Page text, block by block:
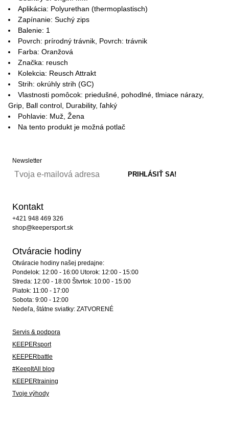
Aplikácia: Polyurethan (thermoplastisch)
Zapínanie: Suchý zips
Balenie: 1
Povrch: prírodný trávnik, Povrch: trávnik
Farba: Oranžová
Značka: reusch
Kolekcia: Reusch Attrakt
Strih: okrúhly strih (GC)
Vlastnosti pomôcok: priedušné, pohodlné, tlmiace nárazy,
Grip, Ball control, Durability, ľahký
Pohlavie: Muž, Žena
Na tento produkt je možná potlač
Newsletter
Kontakt
+421 948 469 326
shop@keepersport.sk
Otváracie hodiny
Otváracie hodiny našej predajne:
Pondelok: 12:00 - 16:00 Utorok: 12:00 - 15:00
Streda: 12:00 - 18:00 Štvrtok: 10:00 - 15:00
Piatok: 11:00 - 17:00
Sobota: 9:00 - 12:00
Nedeľa, štátne sviatky: ZATVORENÉ
Servis & podpora
KEEPERsport
KEEPERbattle
#KeepItAll blog
KEEPERtraining
Tvoje výhody